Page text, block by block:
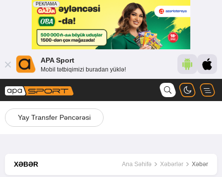
APA Sport
Mobil tətbiqimizi buradan yüklə!
Yay Transfer Pəncərəsi
XƏBƏR Ana Səhifə Xəbərlər Xəbər